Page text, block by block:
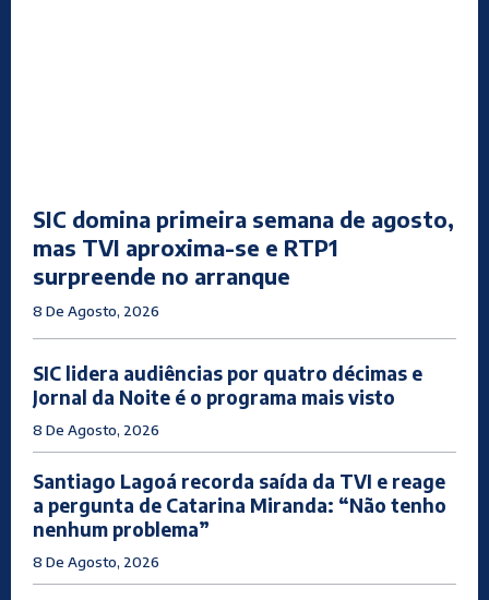
SIC domina primeira semana de agosto,
mas TVI aproxima-se e RTP1
surpreende no arranque
8 De Agosto, 2026
SIC lidera audiências por quatro décimas e
Jornal da Noite é o programa mais visto
8 De Agosto, 2026
Santiago Lagoá recorda saída da TVI e reage
a pergunta de Catarina Miranda: “Não tenho
nenhum problema”
8 De Agosto, 2026